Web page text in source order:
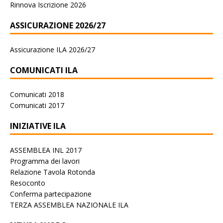
Rinnova Iscrizione 2026
ASSICURAZIONE 2026/27
Assicurazione ILA 2026/27
COMUNICATI ILA
Comunicati 2018
Comunicati 2017
INIZIATIVE ILA
ASSEMBLEA INL 2017
Programma dei lavori
Relazione Tavola Rotonda
Resoconto
Conferma partecipazione
TERZA ASSEMBLEA NAZIONALE ILA